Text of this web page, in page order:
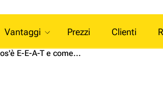
Vantaggi Prezzi Clienti
E-E-A-T e come...